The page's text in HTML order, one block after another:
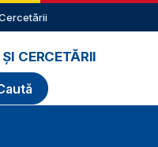
CERCETĂRII